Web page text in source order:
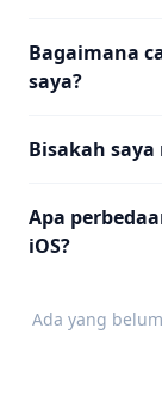
Bagaimana
saya?
Bisakah
Apa
iOS?
Ada yang